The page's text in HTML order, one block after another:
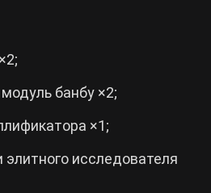
банбу ×2;
×1;
исследователя